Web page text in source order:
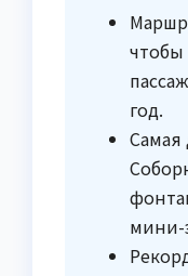
чтобы
год.
Самая
мини-